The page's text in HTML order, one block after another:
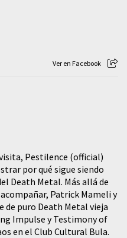
Ver en Facebook
Pestilence (official)
por qué sigue siendo
Death Metal. Más allá de
Patrick Mameli y
de puro Death Metal vieja
Impulse y Testimony of
en el Club Cultural Bula.